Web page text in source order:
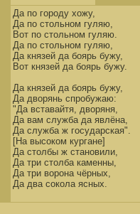
Да по городу хожу,
Да по стольном гуляю,
Вот по стольном гуляю.
Да по стольном гуляю,
Да князей да боярь бужу,
Вот князей да боярь бужу.
Да князей да боярь бужу,
Да дворянь спробужаю:
"Да вставайтя, дворяня,
Да вам служба да явлёна,
Да служба ж государская".
[На высоком кургане]
Да столбы ж становили,
Да три столба каменны,
Да три ворона чёрных,
Да два сокола ясных.